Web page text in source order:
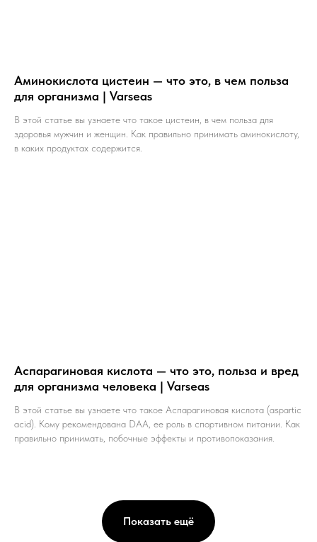
Аминокислота цистеин — что это, в чем польза
для организма | Varseas
В этой статье вы узнаете что такое цистеин, в чем польза для
здоровья мужчин и женщин. Как правильно принимать аминокислоту,
в каких продуктах содержится.
Аспарагиновая кислота — что это, польза и вред
для организма человека | Varseas
В этой статье вы узнаете что такое Аспарагиновая кислота (aspartic
acid). Кому рекомендована DAA, ее роль в спортивном питании. Как
правильно принимать, побочные эффекты и противопоказания.
Показать ещё